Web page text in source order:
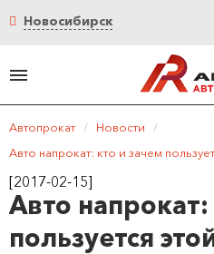
Новосибирск
Автопрокат / Новости
/
Авто напрокат: кто и зачем
[2017-02-15]
Авто
пользуется